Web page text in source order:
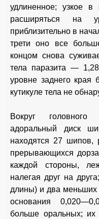
удлиненное; узкое в
расширяться на
приблизительно в
трети оно все
концом снова
тела паразита —
уровне заднего
кутикуле тела не
Вокруг
адоральный диск
находятся 27
прерывающихся
каждой стороны,
налегая друг на
длины) и два
основания
больше оральных;